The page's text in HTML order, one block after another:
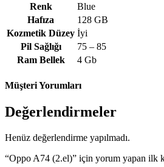
Renk
Blue
Hafıza
128 GB
Kozmetik Düzey İyi
Pil Sağlığı
75 – 85
Ram Bellek
4 Gb
Müşteri Yorumları
Değerlendirmeler
Henüz değerlendirme yapılmadı.
“Oppo A74 (2.el)” için yorum yapan ilk